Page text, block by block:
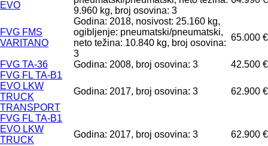
EVO
9.960 kg, broj osovina: 3
FVG FMS
VARITANO
Godina: 2018, nosivost: 25.160 kg,
ogibljenje: pneumatski/pneumatski,
neto težina: 10.840 kg, broj osovina:
3
65.000 €
FVG TA-36 Godina: 2008, broj osovina: 3
42.500 €
FVG FL TA-B1
EVO LKW
TRUCK
TRANSPORT
Godina: 2017, broj osovina: 3 62.900 €
FVG FL TA-B1
EVO LKW
TRUCK
Godina: 2017, broj osovina: 3 62.900 €